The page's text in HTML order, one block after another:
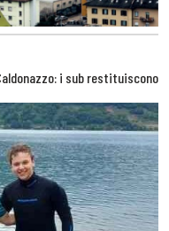
i sub restituiscono